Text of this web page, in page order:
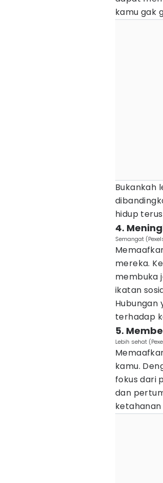
kamu gak
Bukankah
hidup
4.
Semangat
mereka.
membuka
ikatan
Hubungan
terhadap
5.
Lebih sehat
kamu.
fokus dari
dan
ketahanan